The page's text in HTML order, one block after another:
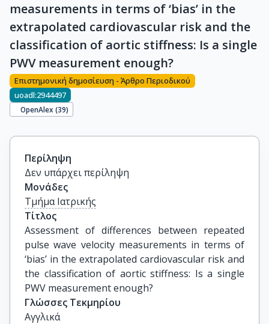
measurements in terms of ‘bias’ in the
extrapolated cardiovascular risk and the
classification of aortic stiffness: Is a single
PWV measurement enough?
Επιστημονική δημοσίευση - Άρθρο Περιοδικού
uoadl:2944497
OpenAlex (39)
Περίληψη
Δεν υπάρχει περίληψη
Μονάδες
Τμήμα Ιατρικής
Τίτλος
Assessment of differences between repeated
pulse wave velocity measurements in terms of
‘bias’ in the extrapolated cardiovascular risk and
the classification of aortic stiffness: Is a single
PWV measurement enough?
Γλώσσες Τεκμηρίου
Αγγλικά